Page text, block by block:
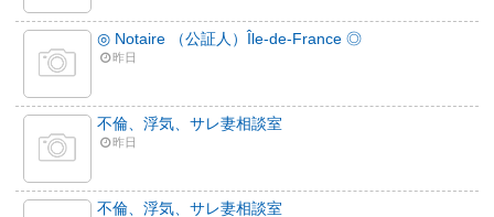
◎ Notaire （公証人）Île-de-France ◎
昨日
不倫、浮気、サレ妻相談室
昨日
不倫、浮気、サレ妻相談室